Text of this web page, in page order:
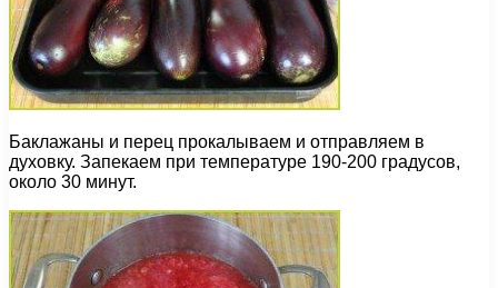
Баклажаны и перец прокалываем и отправляем в
духовку. Запекаем при температуре 190-200 градусов,
около 30 минут.